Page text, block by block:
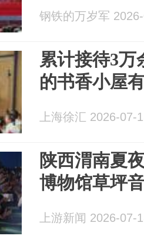
钢铁的万岁军
累计接待3万
的书香小屋
上海徐汇 2026-07-
陕西渭南夏
博物馆草坪
上游新闻 2026-07-